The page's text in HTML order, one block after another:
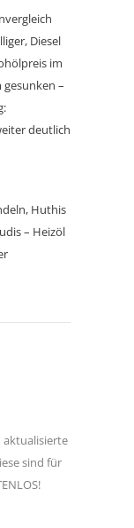
Diesel
im
–
deutlich
Huthis
– Heizöl
aktualisierte
sind für